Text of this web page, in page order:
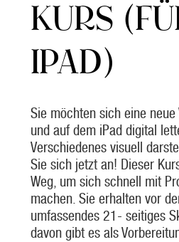
KURS
IPAD)
Sie möchten sich eine
und auf dem iPad digital
Verschiedenes visuell
Sie sich jetzt an! Dieser
Weg, um sich schnell mit
machen. Sie erhalten vor
umfassendes 21- seitiges
davon gibt es als